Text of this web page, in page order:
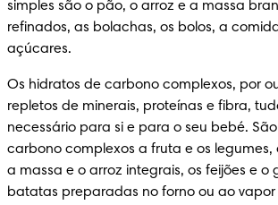
simples são o pão, o arroz e a massa
refinados, as bolachas, os bolos, a
açúcares.
Os hidratos de carbono complexos, por
repletos de minerais, proteínas e fibra,
necessário para si e para o seu bebé.
carbono complexos a fruta e os legumes,
a massa e o arroz integrais, os feijões e
batatas preparadas no forno ou ao vapor